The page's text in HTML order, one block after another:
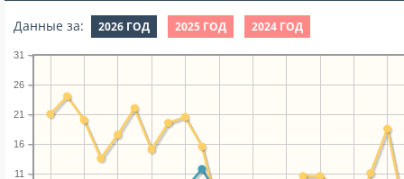
Данные за: 2026 ГОД 2025 ГОД 2024 ГОД
11
16
21
26
31